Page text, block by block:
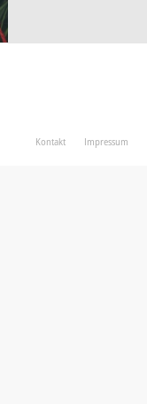
Kontakt Impressum